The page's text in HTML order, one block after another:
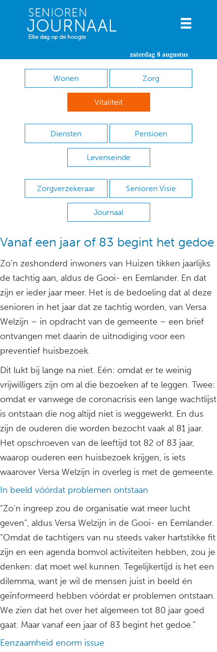
zaterdag 8 augustus
Wonen Zorg
Vitaliteit
Diensten Pensioen
Levenseinde
Zorgverzekeraar Senioren Visie
Journaal
Vanaf een jaar of 83 begint het gedoe
Zo’n zeshonderd inwoners van Huizen tikken jaarlijks
de tachtig aan, aldus de Gooi- en Eemlander. En dat
zijn er ieder jaar meer. Het is de bedoeling dat al deze
senioren in het jaar dat ze tachtig worden, van Versa
Welzijn – in opdracht van de gemeente – een brief
ontvangen met daarin de uitnodiging voor een
preventief huisbezoek.
Dit lukt bij lange na niet. Eén: omdat er te weinig
vrijwilligers zijn om al die bezoeken af te leggen. Twee:
omdat er vanwege de coronacrisis een lange wachtlijst
is ontstaan die nog altijd niet is weggewerkt. En dus
zijn de ouderen die worden bezocht vaak al 81 jaar.
Het opschroeven van de leeftijd tot 82 of 83 jaar,
waarop ouderen een huisbezoek krijgen, is iets
waarover Versa Welzijn in overleg is met de gemeente.
In beeld vóórdat problemen ontstaan
“Zo’n ingreep zou de organisatie wat meer lucht
geven”, aldus Versa Welzijn in de Gooi- en Eemlander.
“Omdat de tachtigers van nu steeds vaker hartstikke fit
zijn en een agenda bomvol activiteiten hebben, zou je
denken: dat moet wel kunnen. Tegelijkertijd is het een
dilemma, want je wil de mensen juist in beeld én
geïnformeerd hebben vóórdat er problemen ontstaan.
We zien dat het over het algemeen tot 80 jaar goed
gaat. Maar vanaf een jaar of 83 begint het gedoe.”
Eenzaamheid enorm issue